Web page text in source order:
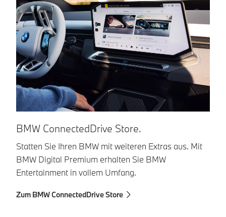
BMW ConnectedDrive Store.
Statten Sie Ihren BMW mit weiteren Extras aus. Mit
BMW Digital Premium erhalten Sie BMW
Entertainment in vollem Umfang.
Zum BMW ConnectedDrive Store